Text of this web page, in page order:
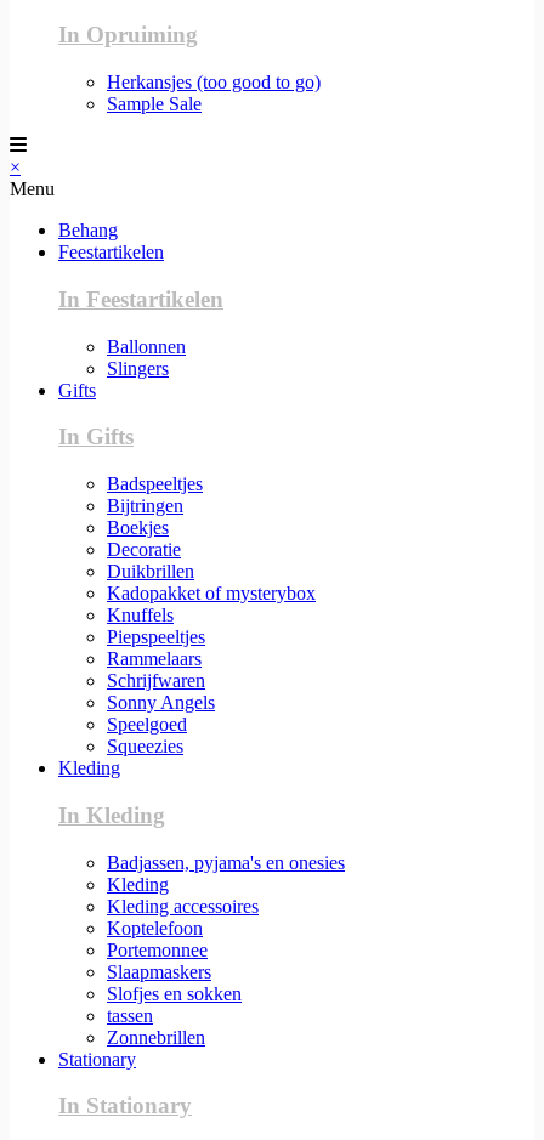
In Opruiming
Herkansjes (too good to go)
Sample Sale
×
Menu
Behang
Feestartikelen
In Feestartikelen
Ballonnen
Slingers
Gifts
In Gifts
Badspeeltjes
Bijtringen
Boekjes
Decoratie
Duikbrillen
Kadopakket of mysterybox
Knuffels
Piepspeeltjes
Rammelaars
Schrijfwaren
Sonny Angels
Speelgoed
Squeezies
Kleding
In Kleding
Badjassen, pyjama's en onesies
Kleding
Kleding accessoires
Koptelefoon
Portemonnee
Slaapmaskers
Slofjes en sokken
tassen
Zonnebrillen
Stationary
In Stationary